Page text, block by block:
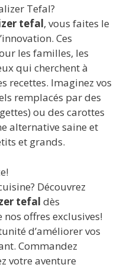
Tefal?
tefal, vous faites le
Ces
les familles, les
qui cherchent à
recettes. Imaginez vos
remplacés par des
ou des carottes
alternative saine et
et grands.
Découvrez
tefal dès
offres exclusives!
d’améliorer vos
Commandez
votre aventure